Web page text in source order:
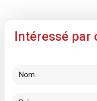
Intéressé par